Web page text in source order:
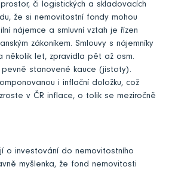
či logistických a skladovacích
že si nemovitostní fondy mohou
nájemce a smluvní vztah je řízen
zákoníkem. Smlouvy s nájemníky
několik let, zpravidla pět až osm.
pevně stanovené kauce (jistoty).
i inflační doložku, což
v ČR inflace, o tolik se meziročně
o investování do nemovitostního
myšlenka, že fond nemovitosti